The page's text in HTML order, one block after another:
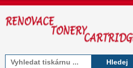
Hledej